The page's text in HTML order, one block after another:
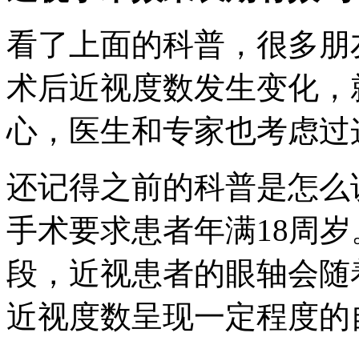
看了上面的科普，很多
术后近视度数发生变化
心，医生和专家也考虑
还记得之前的科普是怎
手术要求患者年满18周
段，近视患者的眼轴会
近视度数呈现一定程度